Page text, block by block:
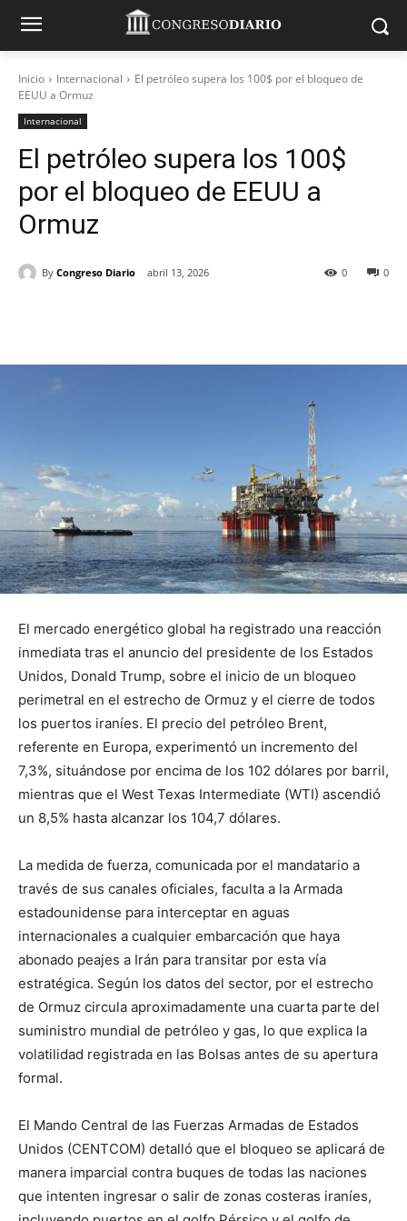
Inicio Internacional
El petróleo supera los 100$ por el bloqueo de
EEUU a Ormuz
Internacional
El petróleo supera los 100$
por el bloqueo de EEUU a
Ormuz
By Congreso Diario abril 13, 2026 0
0
El mercado energético global ha registrado una reacción
inmediata tras el anuncio del presidente de los Estados
Unidos, Donald Trump, sobre el inicio de un bloqueo
perimetral en el estrecho de Ormuz y el cierre de todos
los puertos iraníes. El precio del petróleo Brent,
referente en Europa, experimentó un incremento del
7,3%, situándose por encima de los 102 dólares por barril,
mientras que el West Texas Intermediate (WTI) ascendió
un 8,5% hasta alcanzar los 104,7 dólares.
La medida de fuerza, comunicada por el mandatario a
través de sus canales oficiales, faculta a la Armada
estadounidense para interceptar en aguas
internacionales a cualquier embarcación que haya
abonado peajes a Irán para transitar por esta vía
estratégica. Según los datos del sector, por el estrecho
de Ormuz circula aproximadamente una cuarta parte del
suministro mundial de petróleo y gas, lo que explica la
volatilidad registrada en las Bolsas antes de su apertura
formal.
El Mando Central de las Fuerzas Armadas de Estados
Unidos (CENTCOM) detalló que el bloqueo se aplicará de
manera imparcial contra buques de todas las naciones
que intenten ingresar o salir de zonas costeras iraníes,